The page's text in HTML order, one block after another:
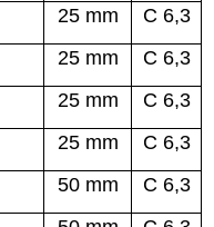
25 mm
C 6,3
25 mm
C 6,3
25 mm
C 6,3
25 mm
C 6,3
50 mm
C 6,3